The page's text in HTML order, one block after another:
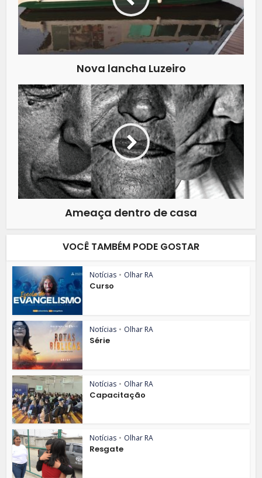
Nova lancha Luzeiro
Ameaça dentro de casa
VOCÊ TAMBÉM PODE GOSTAR
Notícias • Olhar RA
Curso
Notícias • Olhar RA
Série
Notícias • Olhar RA
Capacitação
Notícias • Olhar RA
Resgate